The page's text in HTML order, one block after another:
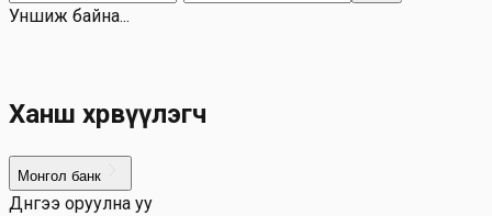
Уншиж байна...
Ханш хөрвүүлэгч
Монгол банк
Дүнгээ оруулна уу